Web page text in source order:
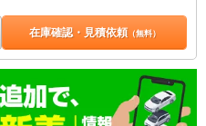
在庫確認・見積依頼（無料）